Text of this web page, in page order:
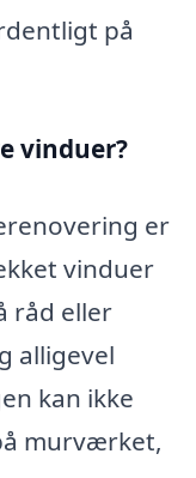
på
vinduer?
er
vinduer
råd eller
alligevel
kan ikke
murværket,